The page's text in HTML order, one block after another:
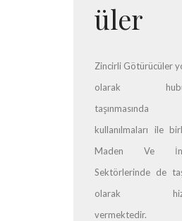
üler
Zincirli Götürücüler
olarak
taşınmasında
kullanılmaları ile
Maden Ve
Sektörlerinde de
olarak
vermektedir.